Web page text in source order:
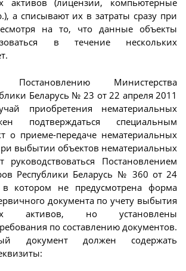
активов (лицензии, компьютерные
а списывают их в затраты сразу при
на то, что данные объекты
в течение нескольких
Постановлению Министерства
Беларусь № 23 от 22 апреля 2011
приобретения нематериальных
подтверждаться специальным
о приеме-передаче нематериальных
выбытии объектов нематериальных
руководствоваться Постановлением
Республики Беларусь № 360 от 24
котором не предусмотрена форма
документа по учету выбытия
активов, но установлены
по составлению документов.
документ должен содержать